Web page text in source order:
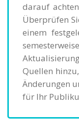
darauf
Überprüfen
einem
Quellen
Änderungen
für Ihr